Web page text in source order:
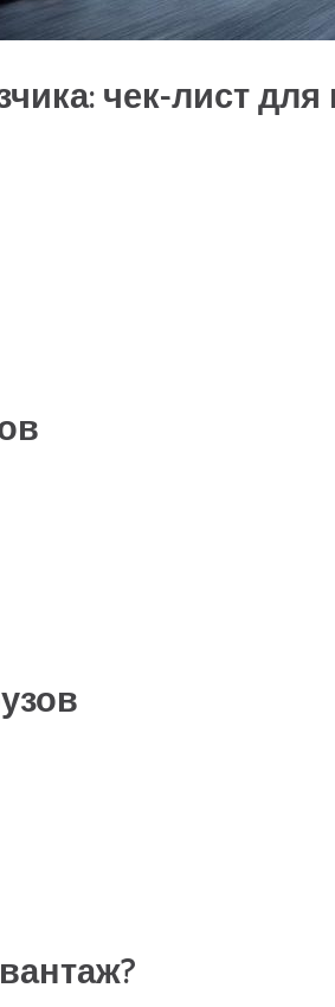
чек-лист для